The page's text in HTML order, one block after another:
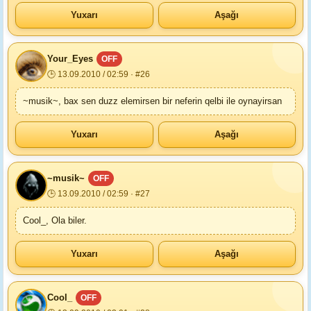
Yuxarı Aşağı
Your_Eyes
OFF
🕒 13.09.2010 / 02:59 · #26
~musik~, bax sen duzz elemirsen bir neferin qelbi ile oynayirsan
Yuxarı Aşağı
~musik~
OFF
🕒 13.09.2010 / 02:59 · #27
Cool_, Ola biler.
Yuxarı Aşağı
Cool_
OFF